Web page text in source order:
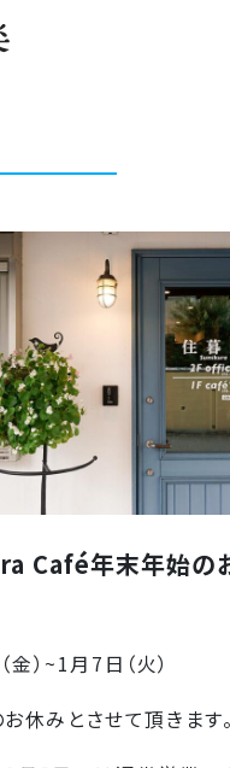
Café年末年始の
）~1月7日（火）
休みとさせて頂きます。